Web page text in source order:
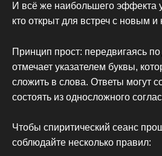
И всё же наибольшего эффекта
кто открыт для встреч с новым
Принцип прост: передвигаясь
отмечает указателем буквы,
сложить в слова. Ответы могут
состоять из односложного
Чтобы спиритический сеанс
соблюдайте несколько правил: